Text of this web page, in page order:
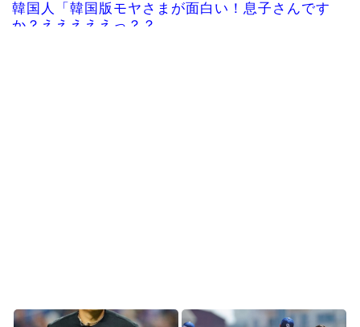
韓国人「韓国版モヤさまが面白い！息子さんです
か？えええええっ？？...
Powered by livedoor 相互RSS